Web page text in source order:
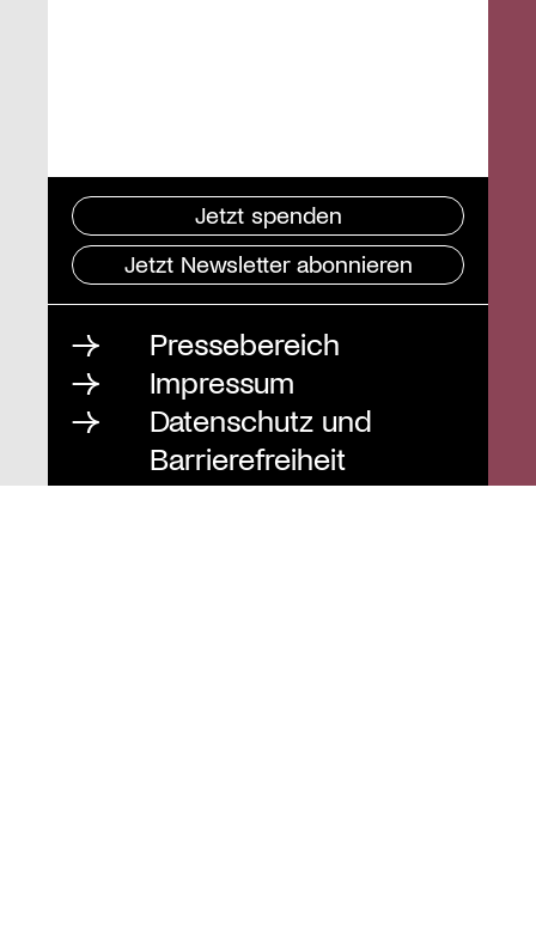
Jetzt spenden
Jetzt Newsletter abonnieren
Pressebereich
Impressum
Datenschutz und
Barrierefreiheit